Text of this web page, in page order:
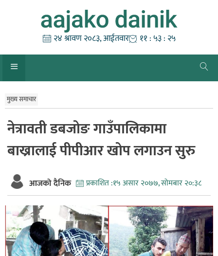
२४ श्रावण २०८३, आईतवार ११ : ५३ : २६
मुख्य समाचार
नेत्रावती डबजोङ गाउँपालिकामा
बाख्रालाई पीपीआर खोप लगाउन सुरु
आजको दैनिक प्रकाशित :१५ असार २०७७, सोमबार २०:३८